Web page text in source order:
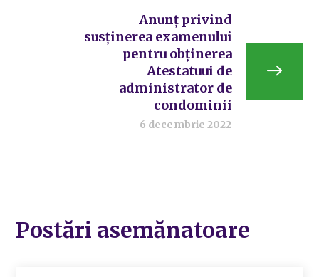
Anunț privind
susținerea examenului
pentru obținerea
Atestatuui de
administrator de
condominii
6 decembrie 2022
Postări asemănatoare